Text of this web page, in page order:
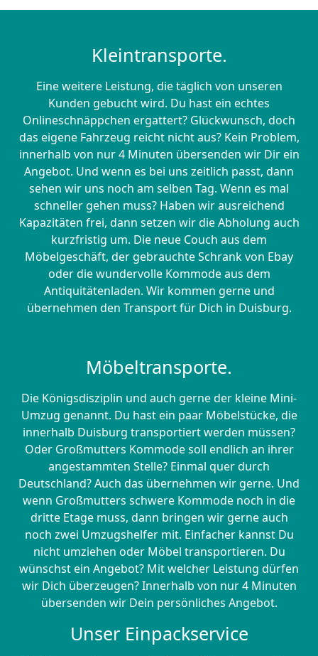
Kleintransporte.
Eine weitere Leistung, die täglich von unseren
Kunden gebucht wird. Du hast ein echtes
Onlineschnäppchen ergattert? Glückwunsch, doch
das eigene Fahrzeug reicht nicht aus? Kein Problem,
innerhalb von nur 4 Minuten übersenden wir Dir ein
Angebot. Und wenn es bei uns zeitlich passt, dann
sehen wir uns noch am selben Tag. Wenn es mal
schneller gehen muss? Haben wir ausreichend
Kapazitäten frei, dann setzen wir die Abholung auch
kurzfristig um. Die neue Couch aus dem
Möbelgeschäft, der gebrauchte Schrank von Ebay
oder die wundervolle Kommode aus dem
Antiquitätenladen. Wir kommen gerne und
übernehmen den Transport für Dich in Duisburg.
Möbeltransporte.
Die Königsdisziplin und auch gerne der kleine Mini-
Umzug genannt. Du hast ein paar Möbelstücke, die
innerhalb Duisburg transportiert werden müssen?
Oder Großmutters Kommode soll endlich an ihrer
angestammten Stelle? Einmal quer durch
Deutschland? Auch das übernehmen wir gerne. Und
wenn Großmutters schwere Kommode noch in die
dritte Etage muss, dann bringen wir gerne auch
noch zwei Umzugshelfer mit. Einfacher kannst Du
nicht umziehen oder Möbel transportieren. Du
wünschst ein Angebot? Mit welcher Leistung dürfen
wir Dich überzeugen? Innerhalb von nur 4 Minuten
übersenden wir Dein persönliches Angebot.
Unser Einpackservice